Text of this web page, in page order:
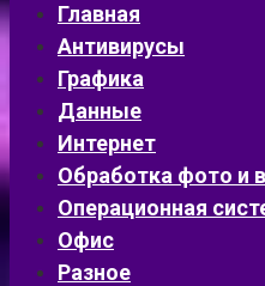
Главная
Антивирусы
Графика
Данные
Интернет
Обработка фото и
Операционная
Офис
Разное